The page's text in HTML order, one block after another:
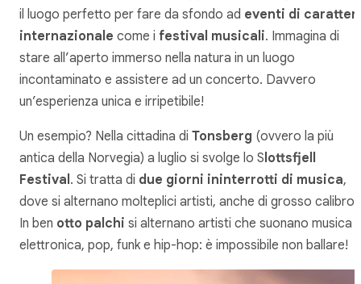
il luogo perfetto per fare da sfondo ad eventi di
internazionale come i festival musicali. Immagina di
stare all’aperto immerso nella natura in un luogo
incontaminato e assistere ad un concerto. Davvero
un’esperienza unica e irripetibile!
Un esempio? Nella cittadina di Tonsberg (ovvero la più
antica della Norvegia) a luglio si svolge lo S lottsfjell
Festival . Si tratta di due giorni ininterrotti di musica,
dove si alternano molteplici artisti, anche di grosso calibro.
In ben otto palchi si alternano artisti che suonano musica
elettronica, pop, funk e hip-hop: è impossibile non ballare!